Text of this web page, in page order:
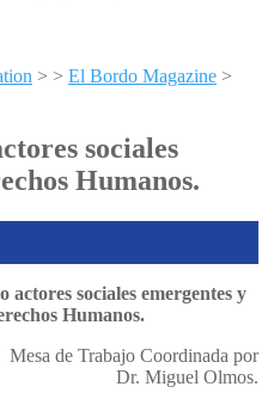
> > El Bordo Magazine >
sociales
Humanos.
actores sociales emergentes y
Humanos.
Mesa de Trabajo Coordinada por
Dr. Miguel Olmos.